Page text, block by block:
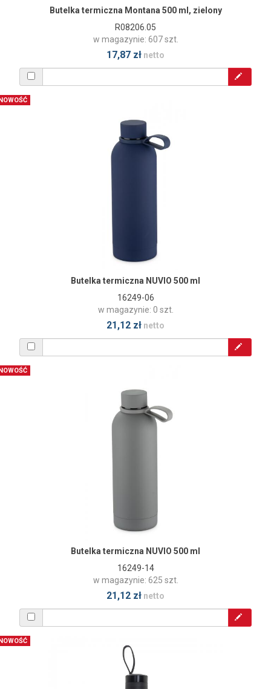
Butelka termiczna Montana 500 ml, zielony
R08206.05
w magazynie: 607 szt.
17,87 zł netto
Butelka termiczna NUVIO 500 ml
16249-06
w magazynie: 0 szt.
21,12 zł netto
Butelka termiczna NUVIO 500 ml
16249-14
w magazynie: 625 szt.
21,12 zł netto